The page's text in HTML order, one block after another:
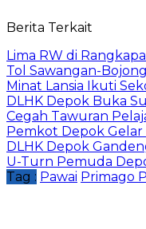
Berita Terkait
Lima RW di
Tol Sawangan-
Minat Lansia Ikuti
DLHK Depok Buka
Cegah Tawuran
Pemkot Depok Gelar
DLHK Depok
U-Turn Pemuda
Tag : Pawai Primago